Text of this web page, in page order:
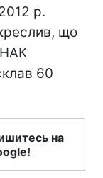
р.
що
НАК
60
на